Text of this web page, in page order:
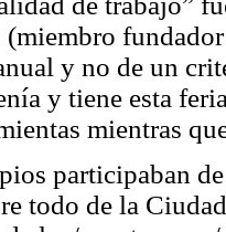
(miembro
y no de un
y tiene esta
mientras
participaban
todo de la